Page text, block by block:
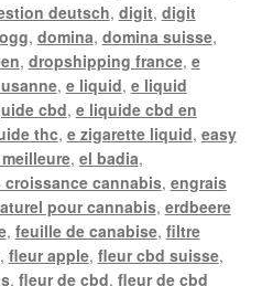
deutsch, digit, digit
, domina, domina suisse,
, dropshipping france, e
, e liquid, e liquid
cbd, e liquide cbd en
thc, e zigarette liquid, easy
, el badia,
croissance cannabis, engrais
pour cannabis, erdbeere
, feuille de canabise, filtre
, fleur apple, fleur cbd suisse,
, fleur de cbd, fleur de cbd